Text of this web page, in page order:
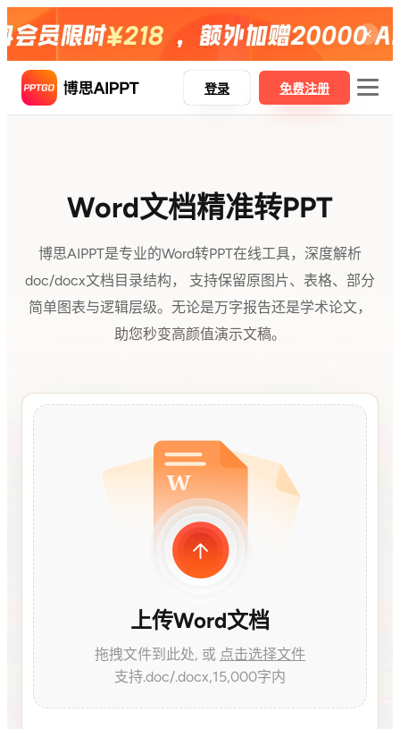
博思AIPPT SDK
博思白板boardmix
博思设计Pixso
Markdown生成PPT
登录 免费注册
Word文档精准转PPT
博思AIPPT是专业的Word转PPT在线工具，深度解析
doc/docx文档目录结构， 支持保留原图片、表格、部分
简单图表与逻辑层级。无论是万字报告还是学术论文，
助您秒变高颜值演示文稿。
上传Word文档
拖拽文件到此处, 或 点击选择文件
支持.doc/.docx,15,000字内